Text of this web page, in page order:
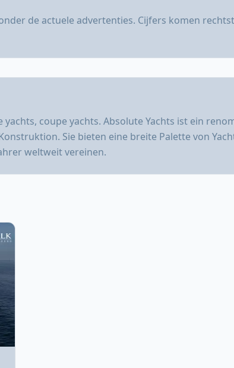
de actuele advertenties. Cijfers komen
coupe yachts. Absolute Yachts ist ein
Sie bieten eine breite Palette von
weltweit vereinen.